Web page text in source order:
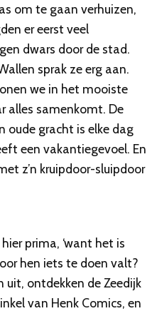
om te gaan verhuizen,
er eerst veel
dwars door de stad.
sprak ze erg aan.
we in het mooiste
alles samenkomt. De
oude gracht is elke dag
een vakantiegevoel. En
z’n kruipdoor-sluipdoor
prima, ‘want het is
hen iets te doen valt?
uit, ontdekken de Zeedijk
van Henk Comics, en